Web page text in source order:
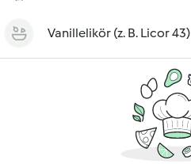
Vanillelikör (z. B. Licor 43)